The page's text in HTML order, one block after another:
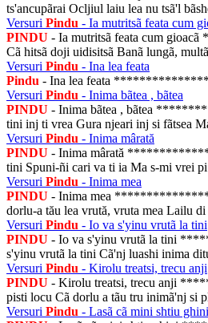
ts'ancupãrai Ocljiul laiu lea nu tsã'l
Versuri Pindu - Ia mutritsã feata cum
PINDU - Ia mutritsã feata cum
Cã hitsã doji uidisitsã Banã lungã,
Versuri Pindu - Ina lea feata
Pindu - Ina lea feata
Versuri Pindu - Inima bãtea , bãtea
PINDU - Inima bãtea , bãtea
tini inj ti vrea Gura njeari inj si fãtsea
Versuri Pindu - Inima mârată
PINDU - Inima mârată
tini Spuni-ñi cari va ti ia Ma s-mi vrei
Versuri Pindu - Inima mea
PINDU - Inima mea
dorlu-a tău lea vrută, vruta mea Lailu
Versuri Pindu - Io va s'yinu vrutã la tini
PINDU - Io va s'yinu vrutã la tini
s'yinu vrutã la tini Cã'nj luashi inima
Versuri Pindu - Kirolu treatsi, trecu anji
PINDU - Kirolu treatsi, trecu anji
pisti locu Cã dorlu a tãu tru inimã'nj si
Versuri Pindu - Lasã cã mini shtiu ghini